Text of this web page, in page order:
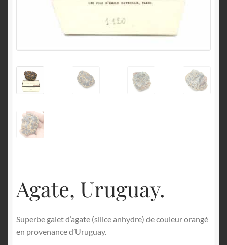
Agate, Uruguay.
Superbe galet d’agate (silice anhydre) de couleur orangé
en provenance d’Uruguay.